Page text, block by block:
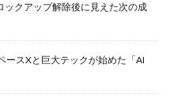
クアップ解除後に見えた次の成
スXと巨大テックが始めた「AI